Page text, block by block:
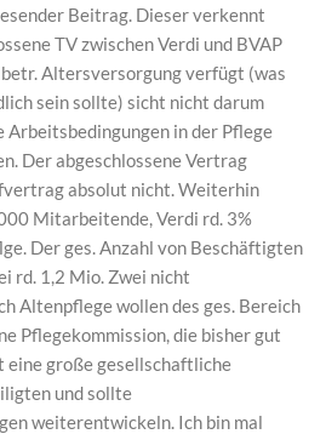
Beitrag. Dieser verkennt
TV zwischen Verdi und BVAP
Altersversorgung verfügt (was
sein sollte) sicht nicht darum
in der Pflege
Der abgeschlossene Vertrag
absolut nicht. Weiterhin
Mitarbeitende, Verdi rd. 3%
Der ges. Anzahl von Beschäftigten
rd. 1,2 Mio. Zwei nicht
Altenpflege wollen des ges. Bereich
Pflegekommission, die bisher gut
eine große gesellschaftliche
und sollte
weiterentwickeln. Ich bin mal